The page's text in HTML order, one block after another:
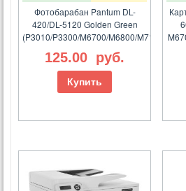
Фотобарабан Pantum DL-
420/DL-5120 Golden Green
(P3010/P3300/M6700/M6800/M7100/
125.00 руб.
Купить